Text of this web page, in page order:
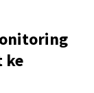
ke